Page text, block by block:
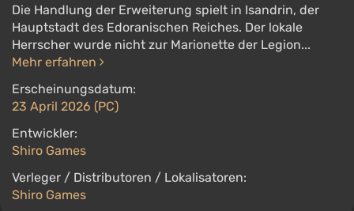
Die Handlung der Erweiterung spielt in Isandrin, der
Hauptstadt des Edoranischen Reiches. Der lokale
Herrscher wurde nicht zur Marionette der Legion...
Mehr erfahren
Erscheinungsdatum:
23 April 2026 (PC)
Entwickler:
Shiro Games
Verleger / Distributoren / Lokalisatoren:
Shiro Games